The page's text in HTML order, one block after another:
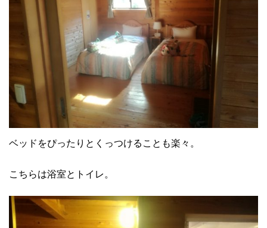
ベッドをぴったりとくっつけることも楽々。
こちらは浴室とトイレ。